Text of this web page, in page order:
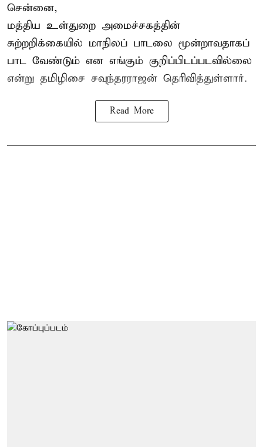
சென்னை,
மத்திய உள்துறை அமைச்சகத்தின்
சுற்றறிக்கையில் மாநிலப் பாடலை மூன்றாவதாகப்
பாட வேண்டும் என எங்கும் குறிப்பிடப்படவில்லை
என்று தமிழிசை சவுந்தரராஜன் தெரிவித்துள்ளார்.
Read More